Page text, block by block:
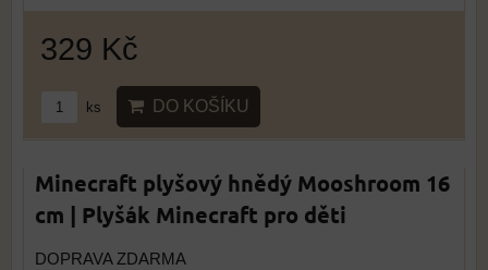
329 Kč
ks DO KOŠÍKU
Minecraft plyšový hnědý Mooshroom 16
cm | Plyšák Minecraft pro děti
DOPRAVA ZDARMA